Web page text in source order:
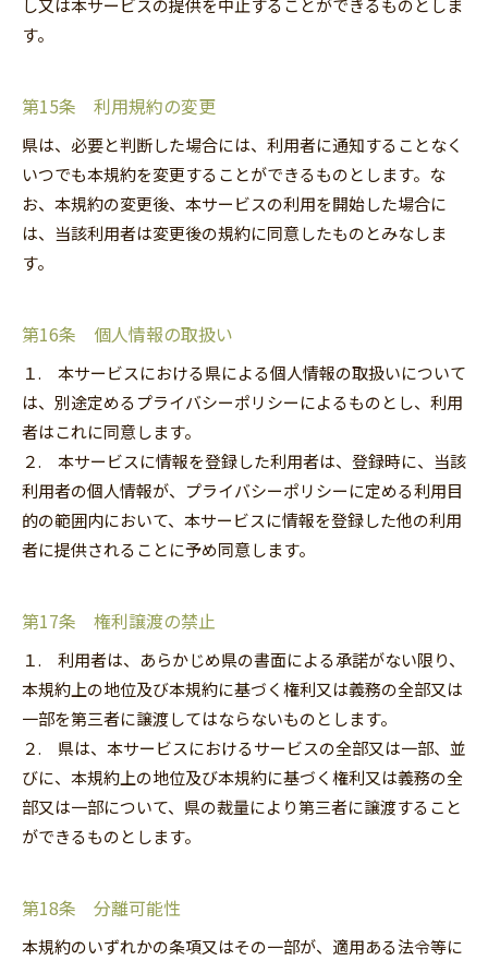
し又は本サービスの提供を中止することができるものとしま
す。
第15条 利用規約の変更
県は、必要と判断した場合には、利用者に通知することなく
いつでも本規約を変更することができるものとします。な
お、本規約の変更後、本サービスの利用を開始した場合に
は、当該利用者は変更後の規約に同意したものとみなしま
す。
第16条 個人情報の取扱い
１. 本サービスにおける県による個人情報の取扱いについて
は、別途定めるプライバシーポリシーによるものとし、利用
者はこれに同意します。
２. 本サービスに情報を登録した利用者は、登録時に、当該
利用者の個人情報が、プライバシーポリシーに定める利用目
的の範囲内において、本サービスに情報を登録した他の利用
者に提供されることに予め同意します。
第17条 権利譲渡の禁止
１. 利用者は、あらかじめ県の書面による承諾がない限り、
本規約上の地位及び本規約に基づく権利又は義務の全部又は
一部を第三者に譲渡してはならないものとします。
２. 県は、本サービスにおけるサービスの全部又は一部、並
びに、本規約上の地位及び本規約に基づく権利又は義務の全
部又は一部について、県の裁量により第三者に譲渡すること
ができるものとします。
第18条 分離可能性
本規約のいずれかの条項又はその一部が、適用ある法令等に